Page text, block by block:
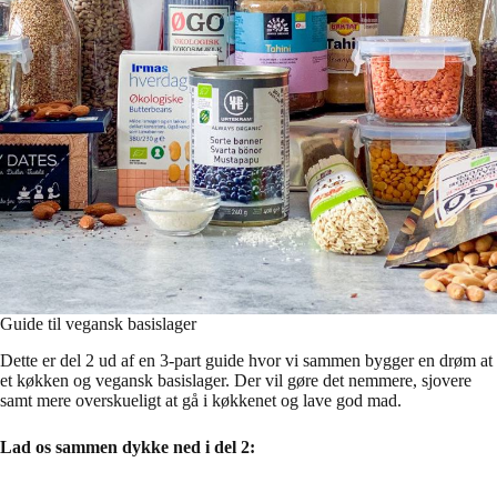
Guide til vegansk basislager
Dette er del 2 ud af en 3-part guide hvor vi sammen bygger en drøm at
et køkken og vegansk basislager. Der vil gøre det nemmere, sjovere
samt mere overskueligt at gå i køkkenet og lave god mad.
Lad os sammen dykke ned i del 2: